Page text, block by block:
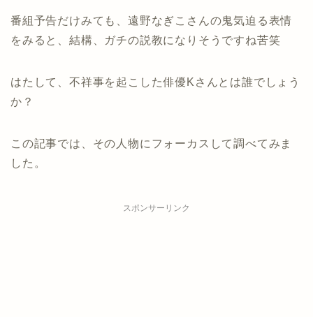
番組予告だけみても、遠野なぎこさんの鬼気迫る表情
をみると、結構、ガチの説教になりそうですね苦笑
はたして、不祥事を起こした俳優Kさんとは誰でしょう
か？
この記事では、その人物にフォーカスして調べてみま
した。
スポンサーリンク